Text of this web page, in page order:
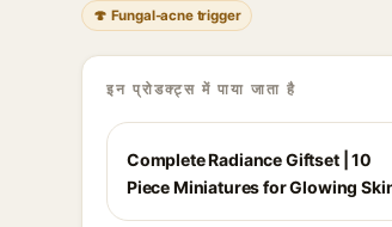
🍄 Fungal-acne trigger
इन प्रोडक्ट्स में पाया जाता है
Complete Radiance Giftset | 10
Piece Miniatures for Glowing